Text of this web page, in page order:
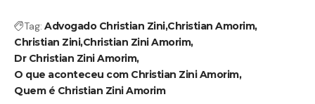
Tag: Advogado Christian ZiniChristian Amorim
Christian ZiniChristian Zini Amorim
Dr Christian Zini Amorim
O que aconteceu com Christian Zini Amorim
Quem é Christian Zini Amorim